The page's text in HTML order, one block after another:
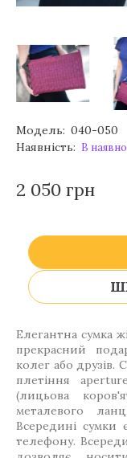
Модель: 040-050
Наявність: В
2 050 грн
Елегантна сумка
прекрасний
колег або друзів.
плетіння
(лицьова
металевого
Всередині сумки
телефону.